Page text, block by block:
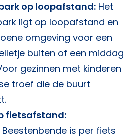
op loopafstand: Het
ligt op loopafstand en
omgeving voor een
buiten of een middag
gezinnen met kinderen
troef die de buurt
fietsafstand:
is per fiets